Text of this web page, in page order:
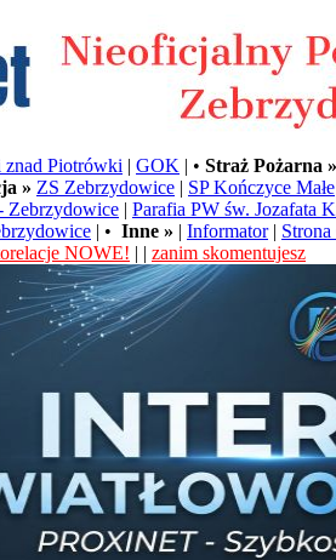
znad Piotrówki | GOK | • Straż Pożarna »
» ZS Zebrzydowice | SP Kończyce Małe
Zebrzydowice | Parafia PW św. Jozafata
| • Inne » | Informator|
NOWE! | | zanim skomentujesz